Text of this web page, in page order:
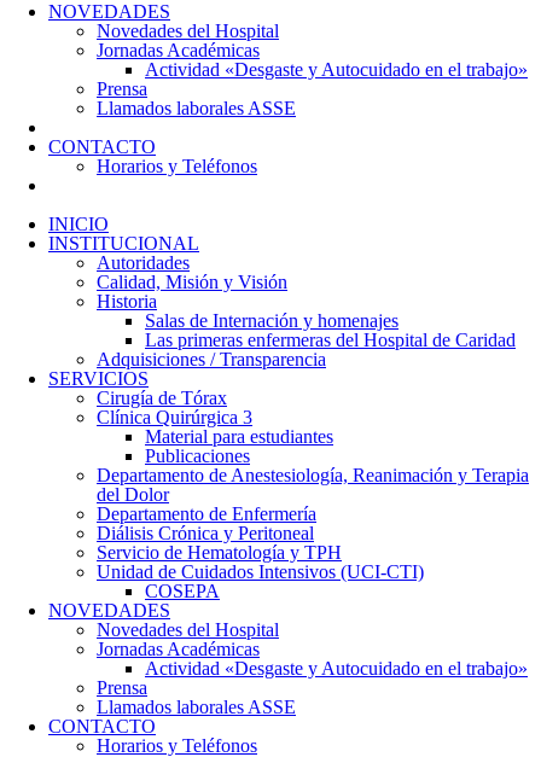
NOVEDADES
Novedades del Hospital
Jornadas Académicas
Actividad «Desgaste y Autocuidado en el trabajo»
Prensa
Llamados laborales ASSE
CONTACTO
Horarios y Teléfonos
INICIO
INSTITUCIONAL
Autoridades
Calidad, Misión y Visión
Historia
Salas de Internación y homenajes
Las primeras enfermeras del Hospital de Caridad
Adquisiciones / Transparencia
SERVICIOS
Cirugía de Tórax
Clínica Quirúrgica 3
Material para estudiantes
Publicaciones
Departamento de Anestesiología, Reanimación y Terapia
del Dolor
Departamento de Enfermería
Diálisis Crónica y Peritoneal
Servicio de Hematología y TPH
Unidad de Cuidados Intensivos (UCI-CTI)
COSEPA
NOVEDADES
Novedades del Hospital
Jornadas Académicas
Actividad «Desgaste y Autocuidado en el trabajo»
Prensa
Llamados laborales ASSE
CONTACTO
Horarios y Teléfonos